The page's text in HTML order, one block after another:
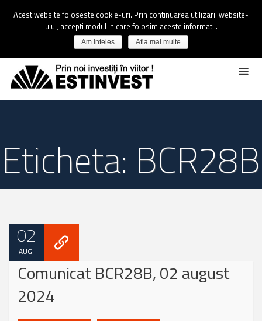
Eticheta: BCR28B
02
AUG.
Comunicat BCR28B, 02 august
2024
Acest website foloseste cookie-uri. Prin continuarea utilizarii website-
ului, accepti modul in care folosim aceste informatii.
Am inteles Afla mai multe